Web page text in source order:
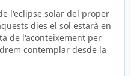
l'eclipse solar del proper
dies el sol estarà en
de l'aconteixement per
contemplar desde la